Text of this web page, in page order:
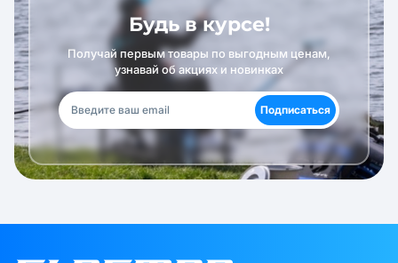
Будь в курсе!
Получай первым товары по выгодным ценам,
узнавай об акциях и новинках
Подписаться